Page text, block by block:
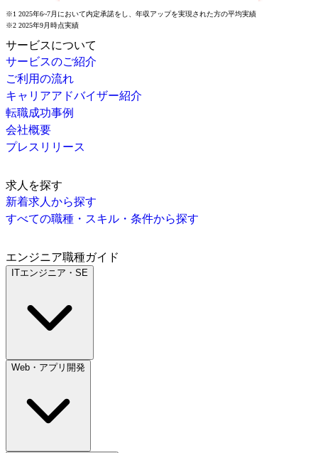
※1 2025年6~7月において内定承諾をし、年収アップを実現された方の平均実績
※2 2025年9月時点実績
サービスについて
サービスのご紹介
ご利用の流れ
キャリアアドバイザー紹介
転職成功事例
会社概要
プレスリリース
求人を探す
新着求人から探す
すべての職種・スキル・条件から探す
エンジニア職種ガイド
ITエンジニア・SE
Web・アプリ開発